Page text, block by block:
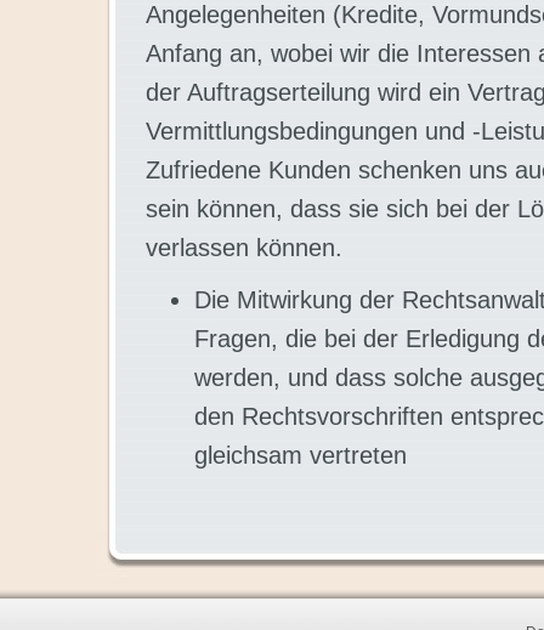
Angelegenheiten (Kredite,
Anfang an, wobei wir die
der Auftragserteilung wird ein
Vermittlungsbedingungen und -
Zufriedene Kunden schenken uns
sein können, dass sie sich bei der
verlassen können.
Die Mitwirkung der
Fragen, die bei der Erledigung
werden, und dass solche
den Rechtsvorschriften
gleichsam vertreten